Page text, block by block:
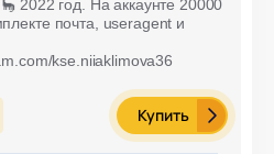
2022 год. На аккаунте 20000
почта, useragent и
kse.niiaklimova36
Купить